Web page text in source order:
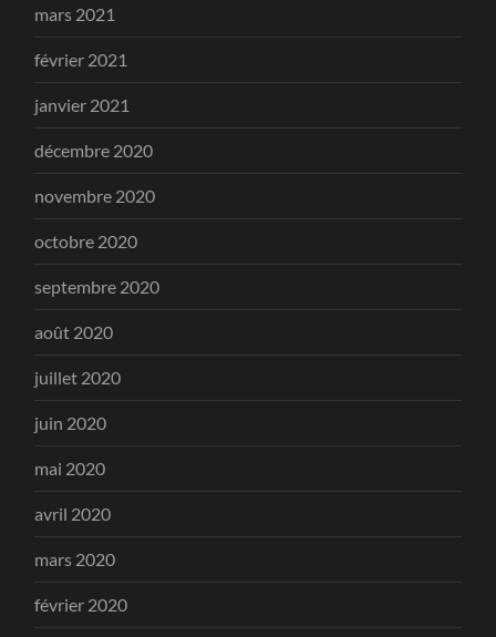
mars 2021
février 2021
janvier 2021
décembre 2020
novembre 2020
octobre 2020
septembre 2020
août 2020
juillet 2020
juin 2020
mai 2020
avril 2020
mars 2020
février 2020